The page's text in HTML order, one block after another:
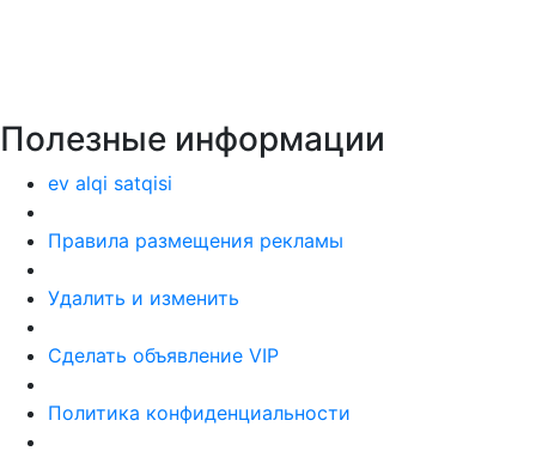
Полезные информации
ev alqi satqisi
Правила размещения рекламы
Удалить и изменить
Сделать объявление VIP
Политика конфиденциальности